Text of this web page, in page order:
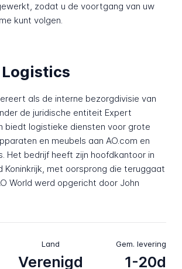
zodat u de voortgang van uw
kunt volgen.
Logistics
als de interne bezorgdivisie van
de juridische entiteit Expert
biedt logistieke diensten voor grote
en meubels aan AO.com en
Het bedrijf heeft zijn hoofdkantoor in
Koninkrijk, met oorsprong die teruggaat
World werd opgericht door John
Land
Verenigd
Gem. levering
1-20d